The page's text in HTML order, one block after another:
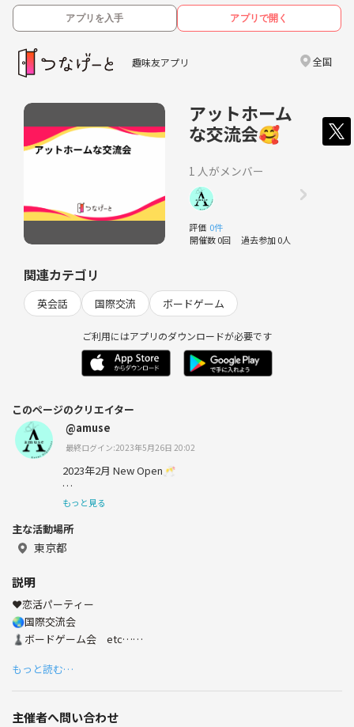
アプリを入手 アプリで開く
趣味友アプリ 全国
アットホーム
な交流会🥰
1 人がメンバー
評価 0件
開催数 0回 過去参加 0人
関連カテゴリ
英会話 国際交流 ボードゲーム
ご利用にはアプリのダウンロードが必要です
このページのクリエイター
@amuse
最終ログイン:2023年5月26日 20:02
2023年2月 New Open🥂
オシャレなバーには、
テレビゲームなど、
恋活パーティー
もっと見る
主な活動場所
東京都
説明
❤️恋活パーティー
🌏国際交流会
♟️ボードゲーム会 etc…
ひとり参加90%以上！
高リピート率の、アットホームな場です😊
もっと読む…
主催者へ問い合わせ